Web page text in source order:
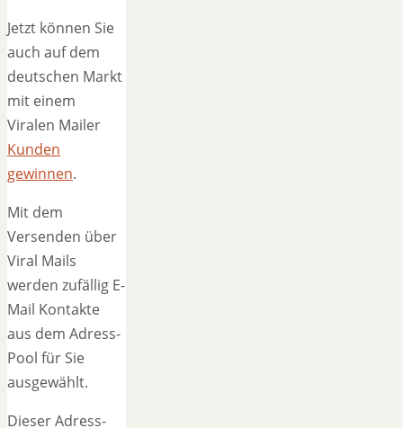
Jetzt können Sie
auch auf dem
deutschen Markt
mit einem
Viralen Mailer
Kunden
gewinnen.
Mit dem
Versenden über
Viral Mails
werden zufällig E-
Mail Kontakte
aus dem Adress-
Pool für Sie
ausgewählt.
Dieser Adress-